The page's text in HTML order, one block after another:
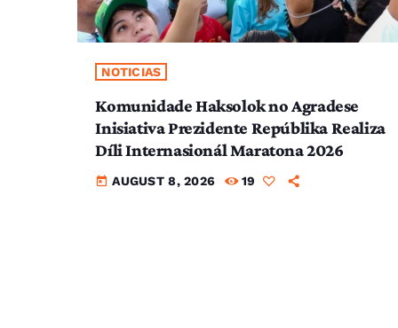
NOTICIAS
Komunidade Haksolok no Agradese
Inisiativa Prezidente Repúblika Realiza
Díli Internasionál Maratona 2026
today AUGUST 8, 2026 19